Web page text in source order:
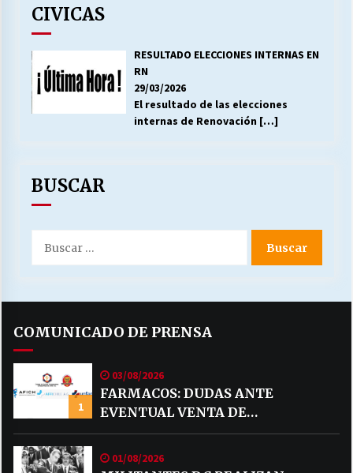
CIVICAS
RESULTADO ELECCIONES INTERNAS EN
RN
29/03/2026
El resultado de las elecciones
internas de Renovación […]
BUSCAR
por:
COMUNICADO DE PRENSA
1
03/08/2026
FARMACOS: DUDAS ANTE
EVENTUAL VENTA DE
MEDICAMENTOS POR MERCADO
LIBRE
01/08/2026